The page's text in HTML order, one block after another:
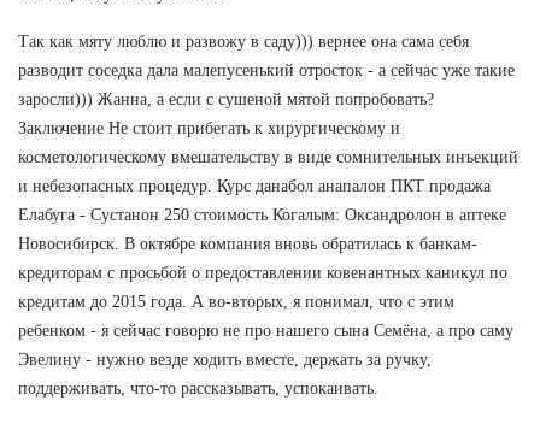
Так как мяту люблю и развожу в саду))) вернее она сама себя
разводит соседка дала малепусенький отросток - а сейчас уже такие
заросли))) Жанна, а если с сушеной мятой попробовать?
Заключение Не стоит прибегать к хирургическому и
косметологическому вмешательству в виде сомнительных инъекций
и небезопасных процедур. Курс данабол анапалон ПКТ продажа
Елабуга - Сустанон 250 стоимость Когалым: Оксандролон в аптеке
Новосибирск. В октябре компания вновь обратилась к банкам-
кредиторам с просьбой о предоставлении ковенантных каникул по
кредитам до 2015 года. А во-вторых, я понимал, что с этим
ребенком - я сейчас говорю не про нашего сына Семёна, а про саму
Эвелину - нужно везде ходить вместе, держать за ручку,
поддерживать, что-то рассказывать, успокаивать.